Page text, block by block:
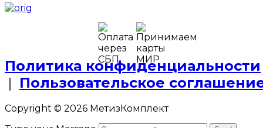
Политика конфиденциальности
| Пользовательское
Copyright © 2026 МетизКомплект